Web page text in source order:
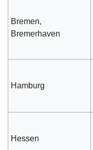
Bremen,
Bremerhaven
Hamburg
Hessen